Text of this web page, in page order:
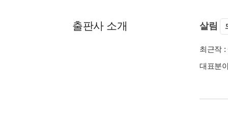
출판사 소개 살림
최근작 :
대표분